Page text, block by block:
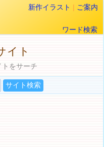
新作イラスト | ご案内
ワード検索
イト
をサーチ